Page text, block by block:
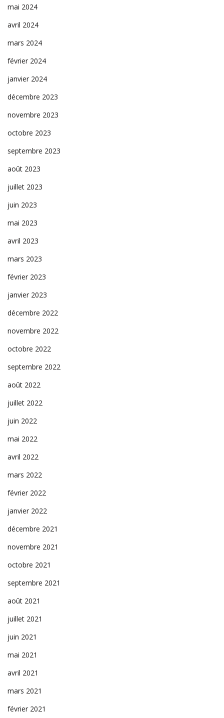
mai 2024
avril 2024
mars 2024
février 2024
janvier 2024
décembre 2023
novembre 2023
octobre 2023
septembre 2023
août 2023
juillet 2023
juin 2023
mai 2023
avril 2023
mars 2023
février 2023
janvier 2023
décembre 2022
novembre 2022
octobre 2022
septembre 2022
août 2022
juillet 2022
juin 2022
mai 2022
avril 2022
mars 2022
février 2022
janvier 2022
décembre 2021
novembre 2021
octobre 2021
septembre 2021
août 2021
juillet 2021
juin 2021
mai 2021
avril 2021
mars 2021
février 2021